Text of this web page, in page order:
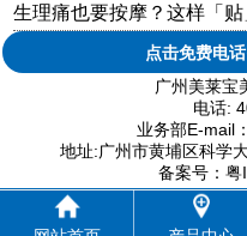
生理痛也要按摩？这样「
点击免费电
广州美莱宝
电话:
业务部E-mail
地址:广州市黄埔区科学
备案号：